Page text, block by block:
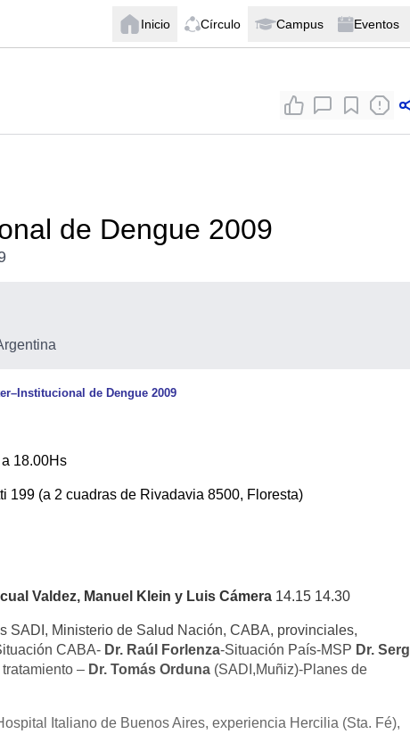
Inicio Círculo Campus Eventos
de Dengue 2009
de Dengue 2009
18.00Hs
199 (a 2 cuadras de Rivadavia 8500, Floresta)
Valdez, Manuel Klein y Luis Cámera 14.15 14.30
SADI, Ministerio de Salud Nación, CABA, provinciales,
CABA- Dr. Raúl Forlenza-Situación País-MSP Dr.
– Dr. Tomás Orduna (SADI,Muñiz)-Planes de
Italiano de Buenos Aires, experiencia Hercilia (Sta. Fé),